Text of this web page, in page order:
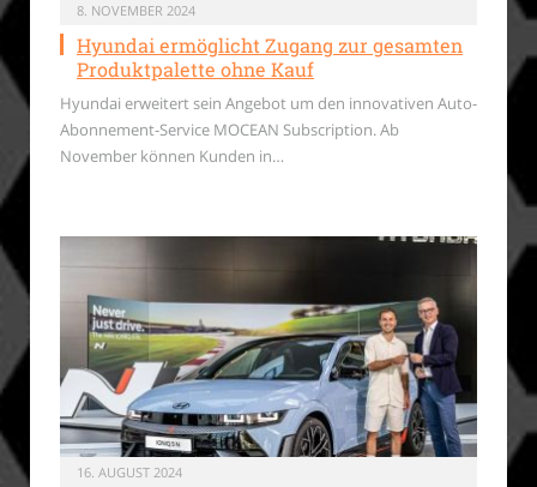
8. NOVEMBER 2024
Hyundai ermöglicht Zugang zur gesamten
Produktpalette ohne Kauf
Hyundai erweitert sein Angebot um den innovativen Auto-
Abonnement-Service MOCEAN Subscription. Ab
November können Kunden in…
16. AUGUST 2024